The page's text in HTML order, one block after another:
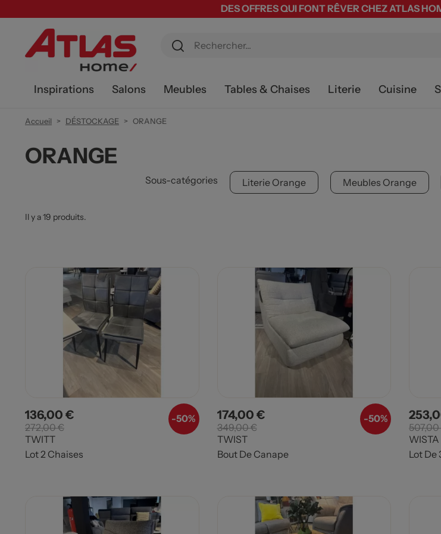
DES OFFRES QUI FONT RÊVER CHEZ ATLAS
Inspirations Salons Meubles Tables & Chaises Literie Cuisine
Accueil DÉSTOCKAGE ORANGE
ORANGE
Sous-catégories Literie Orange Meubles Orange
Il y a 19 produits.
-50%
Prix
136,00 €Prix de base
272,00 €
TWITT
Lot 2 Chaises
-50%
Prix
174,00 €Prix de base
349,00 €
TWIST
Bout De Canape
Prix
WISTA
Lot De